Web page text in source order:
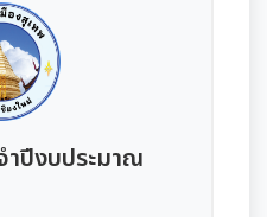
รื่องแบบข้าราชการ
มพึงพอใจการให้บริการ
นบุคคล
ำปี
ะจำปี
ณประจำปี
าพัสดุ
ผนการจัดหาพัสดุ
ำปีงบประมาณ